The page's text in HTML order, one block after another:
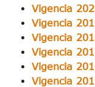
Vigencia
Vigencia
Vigencia
Vigencia
Vigencia
Vigencia